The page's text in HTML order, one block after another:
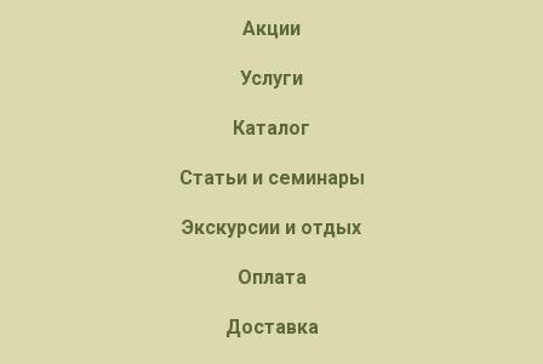
Акции
Услуги
Каталог
Статьи и семинары
Экскурсии и отдых
Оплата
Доставка